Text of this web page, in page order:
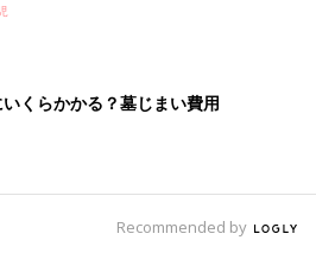
くらかかる？墓じまい費用
Recommended by